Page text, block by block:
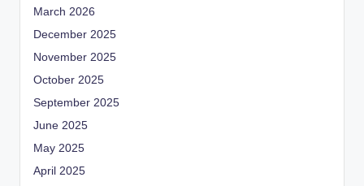
March 2026
December 2025
November 2025
October 2025
September 2025
June 2025
May 2025
April 2025